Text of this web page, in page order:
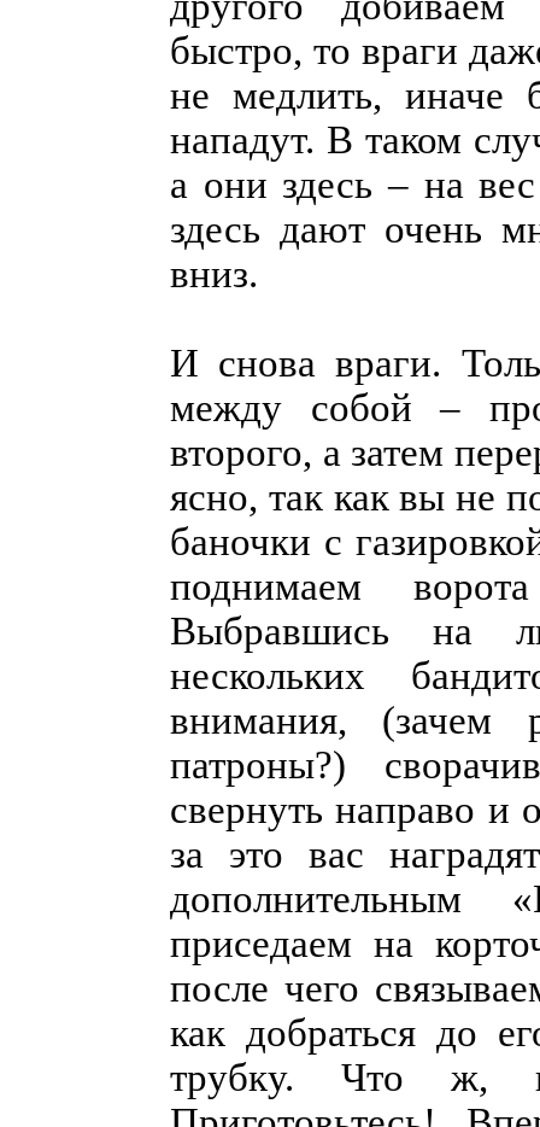
быстро, то враги
не медлить, иначе
нападут. В таком
а они здесь – на
здесь дают очень
вниз.
И снова враги.
между собой –
второго, а затем
ясно, так как вы не
баночки с
поднимаем
Выбравшись на
нескольких
внимания, (зачем
патроны?)
свернуть направо и
за это вас
дополнительным
приседаем на
после чего
как добраться до
трубку. Что ж,